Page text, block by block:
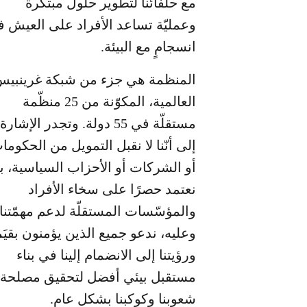
وعمليّة تساعد الأفراد على العيش
انسجامٍ مع البيئة.
المنظمة هي جزء من شبكة
العالمية، المكوّنة من 25 منظّمة
مستقلّة في 55 دولة. وتجدر الإشارة
إلى أنّنا لا نقبل التمويل من
أو الشركات أو الأحزاب السياسية،
نعتمد حصرًا على سخاء الأفراد
والمؤسّسات المستقلّة لدعم
وعليه، ندعو جميع الذين يؤمنون
ورؤيتنا إلى الانضمام إلينا في بناء
مستقبل بيئي أفضل لتحقيق مصلحة
شعوبنا وكوكبنا بشكل عام.